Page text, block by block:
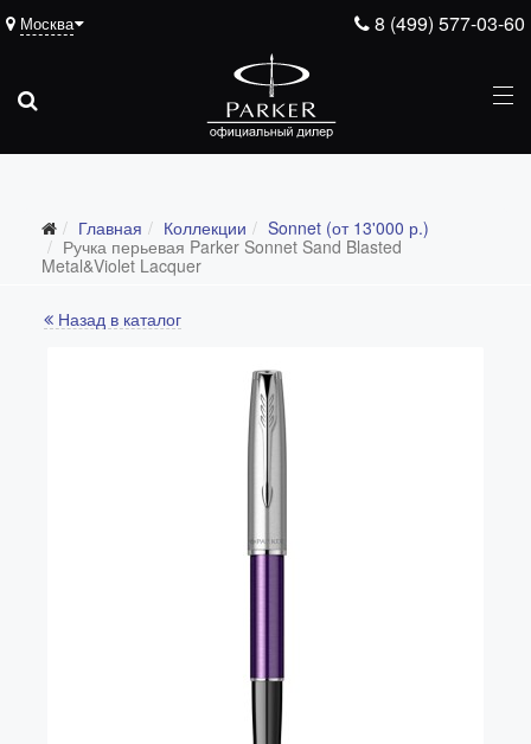
8 (499) 577-03-60
Москва
Главная Коллекции
Sonnet (от 13'000 р.)
Ручка перьевая Parker Sonnet Sand Blasted
Metal&Violet Lacquer
Назад в каталог
Все коллекции
Ingenuity (от 35'305 р.)
Parker 51 (от 14'600 р.)